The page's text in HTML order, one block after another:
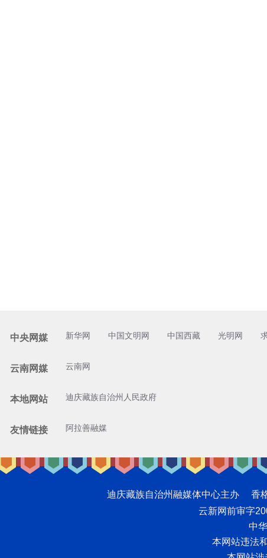
中央网媒 新华网 中国文明网 中国西藏 光明网
云南网媒 云南网
本地网站 迪庆藏族自治州人民政府
友情链接 阿拉善融媒
迪庆藏族自治州融媒体中心主办 香
云新网前审字
中
本网站违法